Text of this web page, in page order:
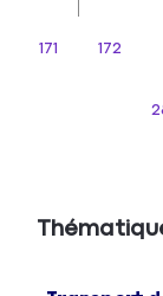
171 172